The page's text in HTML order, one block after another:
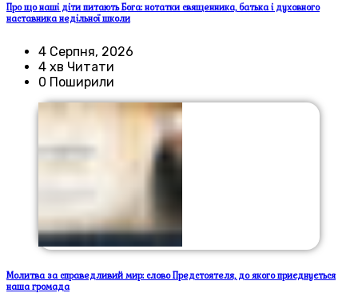
Про що наші діти питають Бога: нотатки священника, батька і духовного
наставника недільної школи
4 Серпня, 2026
4 хв Читати
0 Поширили
Молитва за справедливий мир: слово Предстоятеля, до якого приєднується
наша громада